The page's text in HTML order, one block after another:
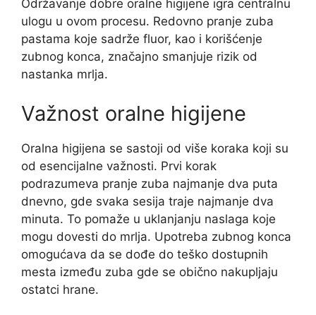
Održavanje dobre oralne higijene igra centralnu
ulogu u ovom procesu. Redovno pranje zuba
pastama koje sadrže fluor, kao i korišćenje
zubnog konca, značajno smanjuje rizik od
nastanka mrlja.
Važnost oralne higijene
Oralna higijena se sastoji od više koraka koji su
od esencijalne važnosti. Prvi korak
podrazumeva pranje zuba najmanje dva puta
dnevno, gde svaka sesija traje najmanje dva
minuta. To pomaže u uklanjanju naslaga koje
mogu dovesti do mrlja. Upotreba zubnog konca
omogućava da se dođe do teško dostupnih
mesta između zuba gde se obično nakupljaju
ostatci hrane.